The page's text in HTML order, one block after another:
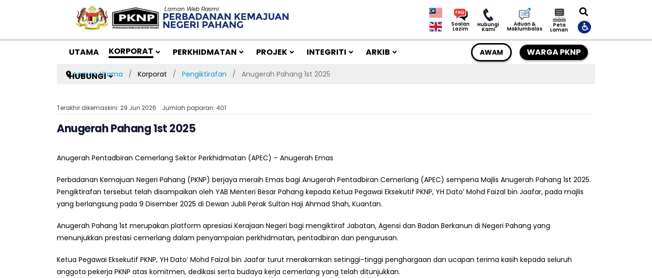
Soalan
Lazim
Hubungi
Kami
Aduan &
Maklumbalas
Peta
Laman
UTAMA KORPORAT PERKHIDMATAN PROJEK INTEGRITI ARKIB
HUBUNGI
AWAM WARGA PKNP
Laman Utama Korporat Pengiktirafan Anugerah Pahang 1st 2025
Terakhir dikemaskini: 29 Jun 2026 Jumlah paparan: 401
Anugerah Pahang 1st 2025
Anugerah Pentadbiran Cemerlang Sektor Perkhidmatan (APEC) – Anugerah Emas
Perbadanan Kemajuan Negeri Pahang (PKNP) berjaya meraih Emas bagi Anugerah Pentadbiran Cemerlang (APEC) sempena Majlis Anugerah Pahang 1st 2025.
Pengiktirafan tersebut telah disampaikan oleh YAB Menteri Besar Pahang kepada Ketua Pegawai Eksekutif PKNP, YH Dato’ Mohd Faizal bin Jaafar, pada majlis
yang berlangsung pada 9 Disember 2025 di Dewan Jubli Perak Sultan Haji Ahmad Shah, Kuantan.
Anugerah Pahang 1st merupakan platform apresiasi Kerajaan Negeri bagi mengiktiraf Jabatan, Agensi dan Badan Berkanun di Negeri Pahang yang
menunjukkan prestasi cemerlang dalam penyampaian perkhidmatan, pentadbiran dan pengurusan.
Ketua Pegawai Eksekutif PKNP, YH Dato’ Mohd Faizal bin Jaafar turut merakamkan setinggi-tinggi penghargaan dan ucapan terima kasih kepada seluruh
anggota pekerja PKNP atas komitmen, dedikasi serta budaya kerja cemerlang yang telah ditunjukkan.